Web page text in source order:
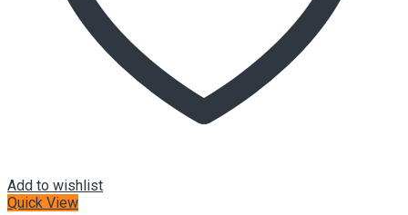
Add to wishlist
Quick View